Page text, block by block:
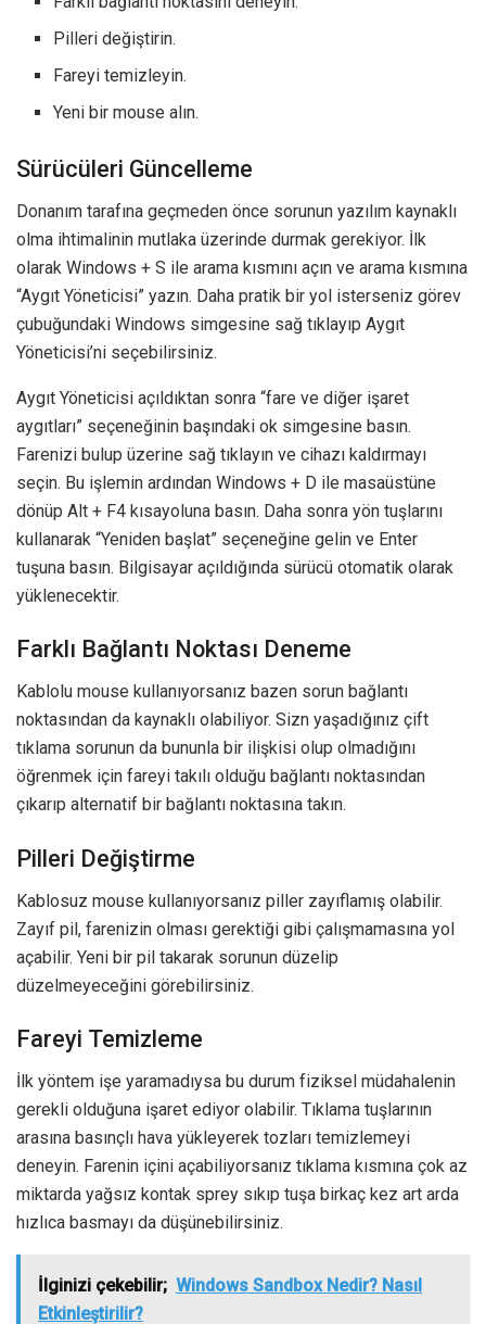
Pilleri değiştirin.
Fareyi temizleyin.
Yeni bir mouse alın.
Sürücüleri Güncelleme
Donanım tarafına geçmeden önce sorunun yazılım kaynaklı
olma ihtimalinin mutlaka üzerinde durmak gerekiyor. İlk
olarak Windows + S ile arama kısmını açın ve arama kısmına
“Aygıt Yöneticisi” yazın. Daha pratik bir yol isterseniz görev
çubuğundaki Windows simgesine sağ tıklayıp Aygıt
Yöneticisi’ni seçebilirsiniz.
Aygıt Yöneticisi açıldıktan sonra “fare ve diğer işaret
aygıtları” seçeneğinin başındaki ok simgesine basın.
Farenizi bulup üzerine sağ tıklayın ve cihazı kaldırmayı
seçin. Bu işlemin ardından Windows + D ile masaüstüne
dönüp Alt + F4 kısayoluna basın. Daha sonra yön tuşlarını
kullanarak “Yeniden başlat” seçeneğine gelin ve Enter
tuşuna basın. Bilgisayar açıldığında sürücü otomatik olarak
yüklenecektir.
Farklı Bağlantı Noktası Deneme
Kablolu mouse kullanıyorsanız bazen sorun bağlantı
noktasından da kaynaklı olabiliyor. Sizn yaşadığınız çift
tıklama sorunun da bununla bir ilişkisi olup olmadığını
öğrenmek için fareyi takılı olduğu bağlantı noktasından
çıkarıp alternatif bir bağlantı noktasına takın.
Pilleri Değiştirme
Kablosuz mouse kullanıyorsanız piller zayıflamış olabilir.
Zayıf pil, farenizin olması gerektiği gibi çalışmamasına yol
açabilir. Yeni bir pil takarak sorunun düzelip
düzelmeyeceğini görebilirsiniz.
Fareyi Temizleme
İlk yöntem işe yaramadıysa bu durum fiziksel müdahalenin
gerekli olduğuna işaret ediyor olabilir. Tıklama tuşlarının
arasına basınçlı hava yükleyerek tozları temizlemeyi
deneyin. Farenin içini açabiliyorsanız tıklama kısmına çok az
miktarda yağsız kontak sprey sıkıp tuşa birkaç kez art arda
hızlıca basmayı da düşünebilirsiniz.
İlginizi çekebilir; Windows Sandbox Nedir? Nasıl
Etkinleştirilir?